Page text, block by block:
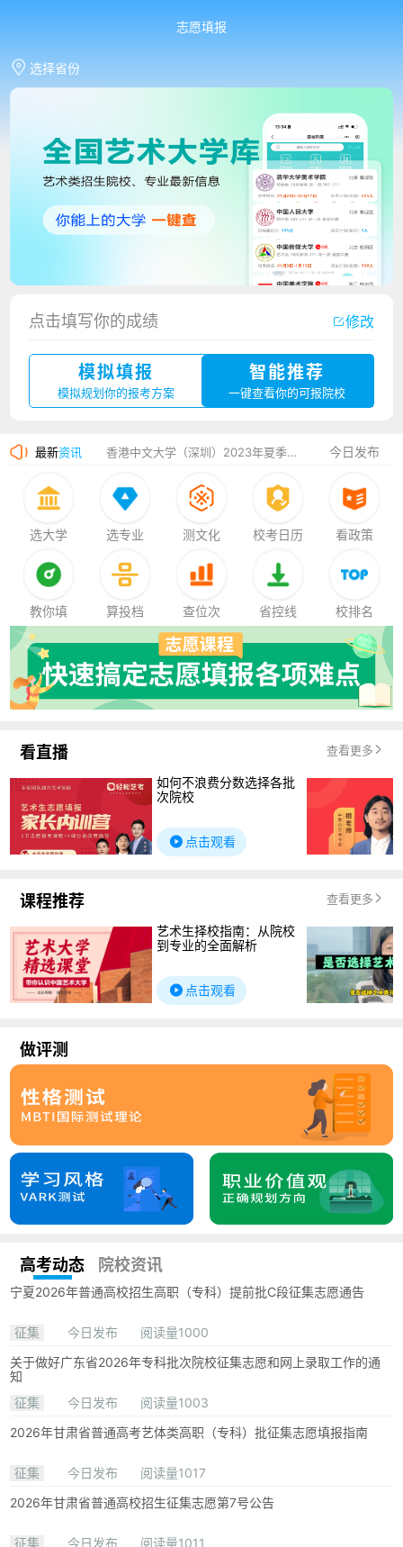
志愿填报
选择省份
点击填写你的成绩 修改
模拟填报
模拟规划你的报考方案
智能推荐
一键查看你的可报院校
最新资讯
广州华立科技职业学院2023年夏季高考招生简章
香港中文大学（深圳）2023年夏季高考招生简章
厦门大学嘉庚学院2023年艺术类招生简章
今日发布
选大学 选专业 测文化 校考日历 看政策
教你填 算投档 查位次 省控线 校排名
看直播 查看更多
如何不浪费分数选择各批
次院校
点击观看
课程推荐 查看更多
艺术生择校指南：从院校
到专业的全面解析
点击观看
做评测
高考动态 院校资讯
宁夏2026年普通高校招生高职（专科）提前批C段征集志愿通告
征集 今日发布
阅读量1000
关于做好广东省2026年专科批次院校征集志愿和网上录取工作的通
知
征集
今日发布
阅读量1003
2026年甘肃省普通高考艺体类高职（专科）批征集志愿填报指南
征集 今日发布
阅读量1017
2026年甘肃省普通高校招生征集志愿第7号公告
征集 今日发布
阅读量1011